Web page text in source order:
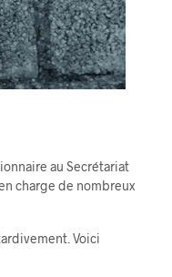
au Secrétariat
charge de nombreux
Voici